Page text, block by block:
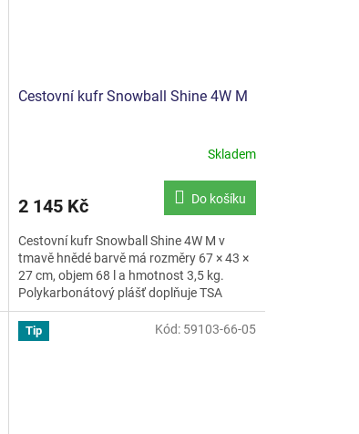
Cestovní kufr Snowball Shine 4W M
Skladem
2 145 Kč Do košíku
Cestovní kufr Snowball Shine 4W M v
tmavě hnědé barvě má rozměry 67 × 43 ×
27 cm, objem 68 l a hmotnost 3,5 kg.
Polykarbonátový plášť doplňuje TSA
zámek, čtyři otočná...
Tip Kód: 59103-66-05